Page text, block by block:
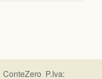
P.Iva: